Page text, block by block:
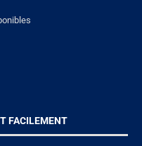
FACILEMENT